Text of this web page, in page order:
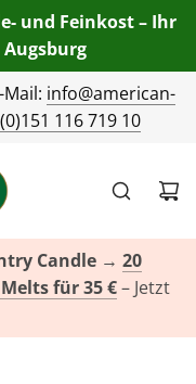
und Feinkost – Ihr
Mail: info@american-
116 719 10
Candle → 20
für 35 €– Jetzt